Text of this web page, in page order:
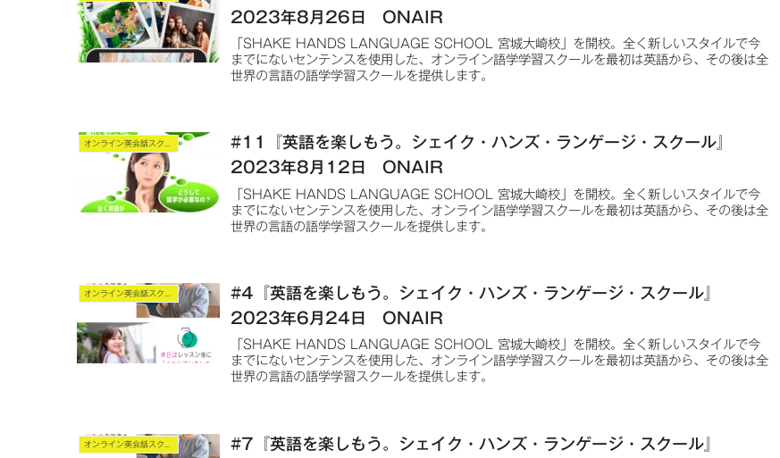
2023年8月26日 ONAIR
「SHAKE HANDS LANGUAGE SCHOOL 宮城大崎校」を開校。全く新しいスタイルで今
までにないセンテンスを使用した、オンライン語学学習スクールを最初は英語から、その後は全
世界の言語の語学学習スクールを提供します。
#11『英語を楽しもう。シェイク・ハンズ・ランゲージ・スクール』
2023年8月12日 ONAIR
「SHAKE HANDS LANGUAGE SCHOOL 宮城大崎校」を開校。全く新しいスタイルで今
までにないセンテンスを使用した、オンライン語学学習スクールを最初は英語から、その後は全
世界の言語の語学学習スクールを提供します。
#4『英語を楽しもう。シェイク・ハンズ・ランゲージ・スクール』
2023年6月24日 ONAIR
「SHAKE HANDS LANGUAGE SCHOOL 宮城大崎校」を開校。全く新しいスタイルで今
までにないセンテンスを使用した、オンライン語学学習スクールを最初は英語から、その後は全
世界の言語の語学学習スクールを提供します。
#7『英語を楽しもう。シェイク・ハンズ・ランゲージ・スクール』